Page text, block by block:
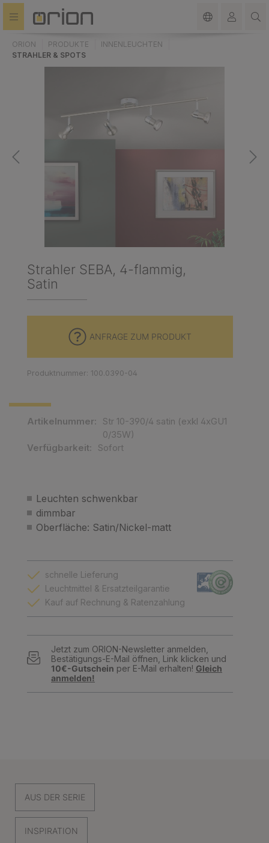
springen
ORION PRODUKTE
INNENLEUCHTEN
STRAHLER & SPOTS
Strahler SEBA, 4-flammig,
Satin
Leuchten schwenkbar
dimmbar
Oberfläche: Satin/Nickel-matt
Artikelnummer:
Str 10-390/4 satin (exkl 4xGU1
0/35W)
Verfügbarkeit:
Sofort
ANFRAGE ZUM PRODUKT
Produktnummer: 100.0390-04
schnelle Lieferung
Leuchtmittel & Ersatzteilgarantie
Kauf auf Rechnung & Ratenzahlung
Jetzt zum ORION-Newsletter anmelden,
Bestätigungs-E-Mail öffnen, Link klicken und
10€-Gutschein per E-Mail erhalten! Gleich
anmelden!
AUS DER SERIE
INSPIRATION